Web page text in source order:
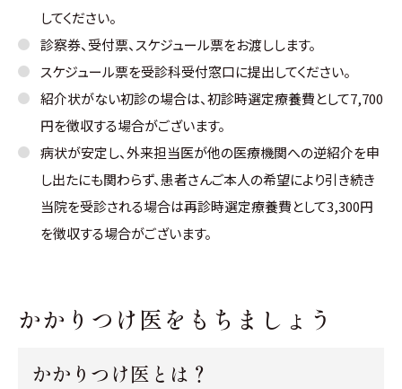
してください。
診察券、受付票、スケジュール票をお渡しします。
スケジュール票を受診科受付窓口に提出してください。
紹介状がない初診の場合は、初診時選定療養費として7,700
円を徴収する場合がございます。
病状が安定し、外来担当医が他の医療機関への逆紹介を申
し出たにも関わらず、患者さんご本人の希望により引き続き
当院を受診される場合は再診時選定療養費として3,300円
を徴収する場合がございます。
かかりつけ医をもちましょう
かかりつけ医とは？